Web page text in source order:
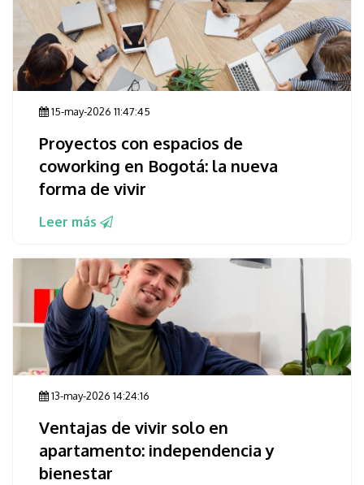
15-may-2026 11:47:45
Proyectos con espacios de
coworking en Bogotá: la nueva
forma de vivir
Leer más
13-may-2026 14:24:16
Ventajas de vivir solo en
apartamento: independencia y
bienestar